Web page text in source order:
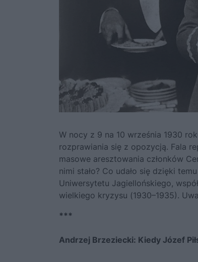
W nocy z 9 na 10 września 1930
rozprawiania się z opozycją. Fala
masowe aresztowania członków
nimi stało? Co udało się dzięki
Uniwersytetu Jagiellońskiego,
wielkiego kryzysu (1930–1935).
***
Andrzej Brzeziecki: Kiedy Józef